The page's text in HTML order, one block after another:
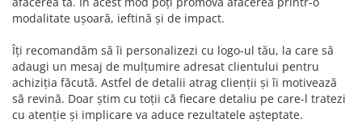
modalitate ușoară, ieftină și de impact.
Îți recomandăm să îi personalizezi cu logo-ul tău, la care să
adaugi un mesaj de mulțumire adresat clientului pentru
achiziția făcută. Astfel de detalii atrag clienții și îi motivează
să revină. Doar știm cu toții că fiecare detaliu pe care-l tratezi
cu atenție și implicare va aduce rezultatele așteptate.